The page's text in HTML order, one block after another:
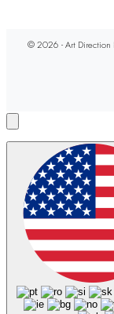
© 2026 - Art Direction